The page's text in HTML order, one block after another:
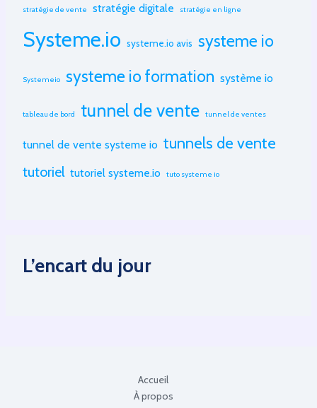
stratégie de vente stratégie digitale stratégie en ligne
Systeme.io systeme.io avis systeme io
Systemeio systeme io formation système io
tableau de bord tunnel de vente tunnel de ventes
tunnel de vente systeme io tunnels de vente
tutoriel tutoriel systeme.io tuto systeme io
L’encart du jour
Accueil
À propos